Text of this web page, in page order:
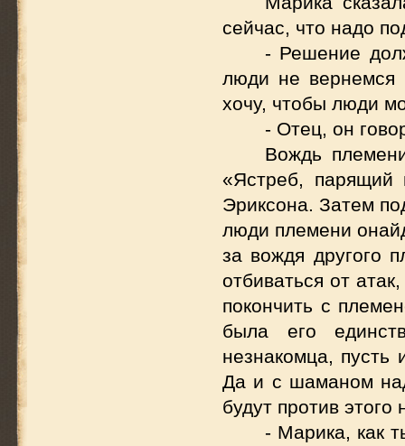
сейчас, что надо
- Решение
люди не вернемся
хочу, чтобы люди
- Отец, он
Вождь
«Ястреб, парящий
Эриксона. Затем
люди племени
за вождя другого
отбиваться от
покончить с
была его
незнакомца, пусть
Да и с шаманом
будут против
- Марика, как